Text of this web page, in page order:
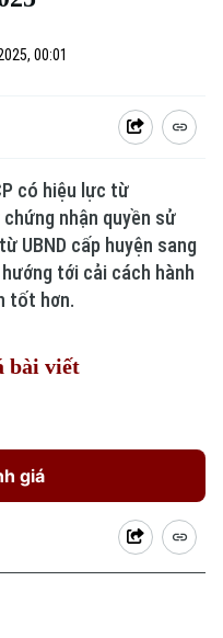
00:01
có hiệu lực từ
nhận quyền sử
UBND cấp huyện sang
tới cải cách hành
tốt hơn.
bài viết
giá